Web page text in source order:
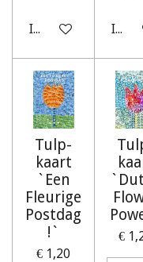
In winkelwagenIn
Tulp-
kaart
`Een
Fleurige
Postdag
!`
€ 1,20
€